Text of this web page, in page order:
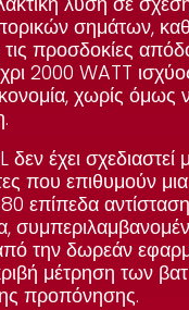
σημάτων,
τις προσδοκίες
2000 WATT
χωρίς όμως
δεν έχει
που επιθυμούν
80 επίπεδα
την δωρεάν
μέτρηση των
προπόνησης.